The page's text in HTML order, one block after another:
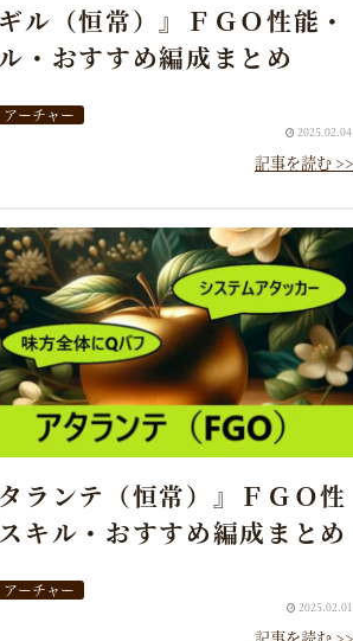
ギル（恒常）』ＦＧＯ性能・
・おすすめ編成まとめ
2025.02.04
アーチャー
タランテ（恒常）』ＦＧＯ性
キル・おすすめ編成まとめ
2025.02.01
アーチャー